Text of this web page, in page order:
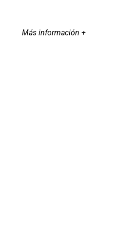
Más información +